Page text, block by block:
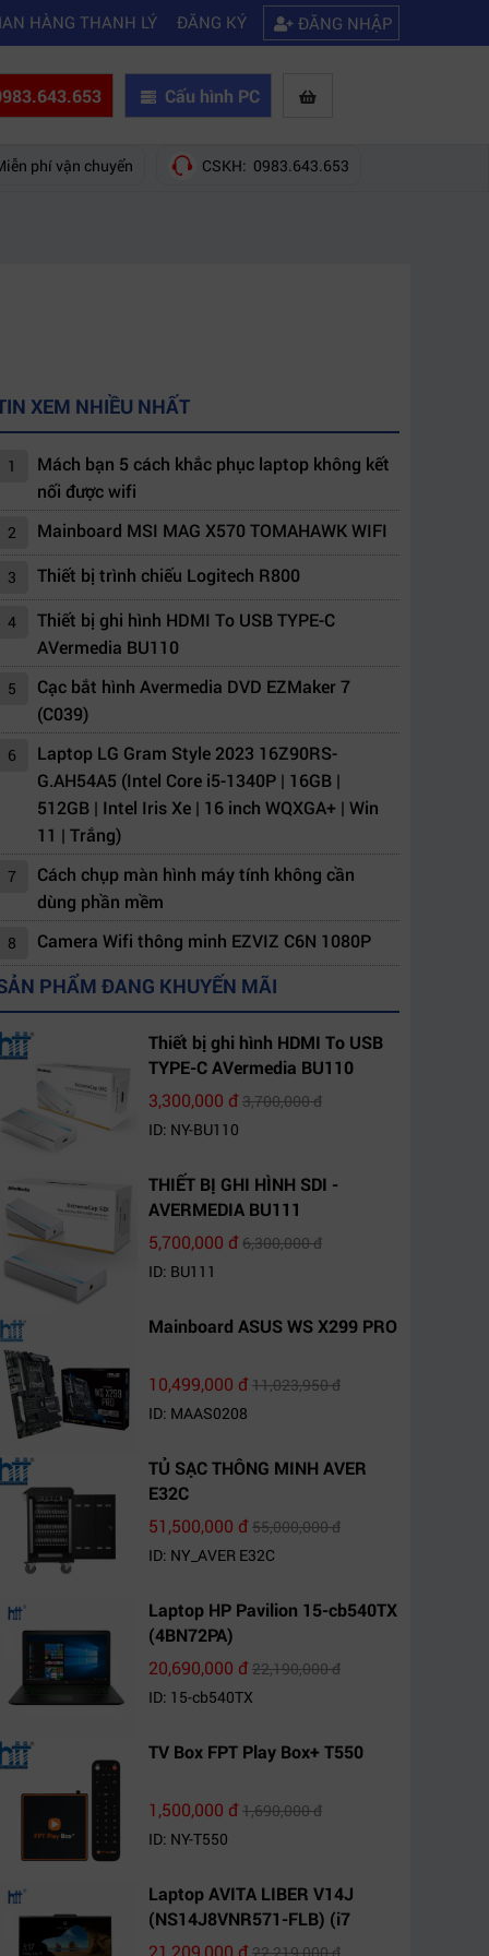
| Hướng dẫn tự build PC chơi game, tưởng không dễ mà dễ không
HÀNG THANH LÝ ĐĂNG KÝ ĐĂNG NHẬP
Cấu hình PC
phí vận chuyển CSKH: 0983.643.653
XEM NHIỀU NHẤT
1
Mách bạn 5 cách khắc phục laptop không kết
nối được wifi
2 Mainboard MSI MAG X570 TOMAHAWK WIFI
3 Thiết bị trình chiếu Logitech R800
4
Thiết bị ghi hình HDMI To USB TYPE-C
AVermedia BU110
5
Cạc bắt hình Avermedia DVD EZMaker 7
(C039)
6
Laptop LG Gram Style 2023 16Z90RS-
G.AH54A5 (Intel Core i5-1340P | 16GB |
512GB | Intel Iris Xe | 16 inch WQXGA+ | Win
11 | Trắng)
7
Cách chụp màn hình máy tính không cần
dùng phần mềm
8 Camera Wifi thông minh EZVIZ C6N 1080P
PHẨM ĐANG KHUYẾN MÃI
Thiết bị ghi hình HDMI To USB
TYPE-C AVermedia BU110
3,300,000 đ3,700,000 đ
ID: NY-BU110
THIẾT BỊ GHI HÌNH SDI -
AVERMEDIA BU111
5,700,000 đ6,300,000 đ
ID: BU111
Mainboard ASUS WS X299 PRO
10,499,000 đ11,023,950 đ
ID: MAAS0208
TỦ SẠC THÔNG MINH AVER
E32C
51,500,000 đ55,000,000 đ
ID: NY_AVER E32C
Laptop HP Pavilion 15-cb540TX
(4BN72PA)
20,690,000 đ22,190,000 đ
ID: 15-cb540TX
TV Box FPT Play Box+ T550
1,500,000 đ1,690,000 đ
ID: NY-T550
Laptop AVITA LIBER V14J
(NS14J8VNR571-FLB) (i7
10510U/8GB RAM/1TB
21,209,000 đ